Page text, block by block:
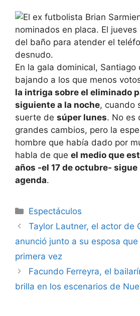
En la gala dominical, Santiago
bajando a los que menos
la intriga sobre el eliminado
siguiente a la noche, cuando
suerte de súper lunes. No es
grandes cambios, pero la
hombre que había dado por
habla de que el medio que
años -el 17 de octubre-
agenda.
Espectáculos
Taylor Lautner, el actor de
anunció junto a su esposa
primera vez
Facundo Ferreyra, el
brilla en los escenarios de